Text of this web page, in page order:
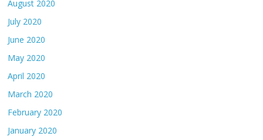
August 2020
July 2020
June 2020
May 2020
April 2020
March 2020
February 2020
January 2020